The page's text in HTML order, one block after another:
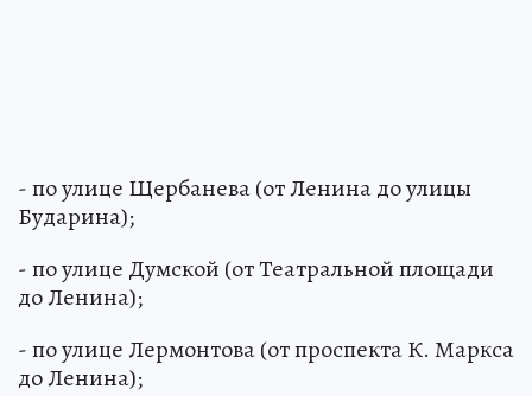
- по улице Щербанева (от Ленина до улицы
Бударина);
- по улице Думской (от Театральной площади
до Ленина);
- по улице Лермонтова (от проспекта К. Маркса
до Ленина);